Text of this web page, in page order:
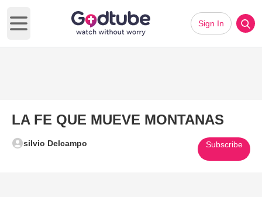
Open main menu
Sign In
LA FE QUE MUEVE MONTANAS
silvio Delcampo Subscribe